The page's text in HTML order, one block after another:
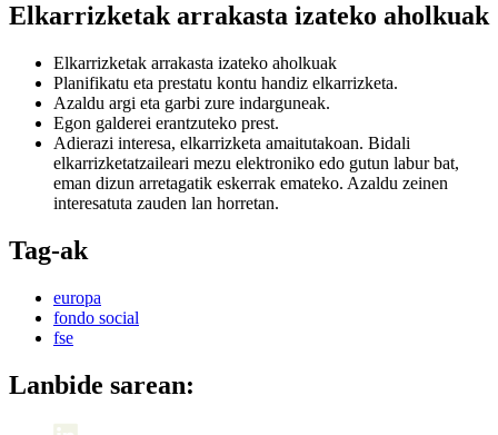
Elkarrizketak arrakasta izateko aholkuak
Elkarrizketak arrakasta izateko aholkuak
Planifikatu eta prestatu kontu handiz elkarrizketa.
Azaldu argi eta garbi zure indarguneak.
Egon galderei erantzuteko prest.
Adierazi interesa, elkarrizketa amaitutakoan. Bidali
elkarrizketatzaileari mezu elektroniko edo gutun labur bat,
eman dizun arretagatik eskerrak emateko. Azaldu zeinen
interesatuta zauden lan horretan.
Tag-ak
europa
fondo social
fse
Lanbide sarean: